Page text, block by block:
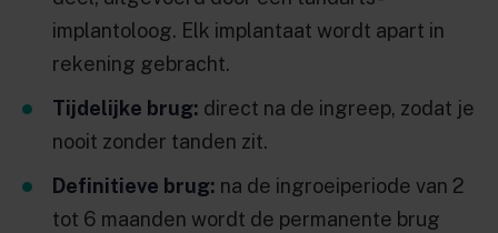
implantoloog. Elk implantaat wordt apart in
rekening gebracht.
Tijdelijke brug: direct na de ingreep, zodat je
nooit zonder tanden zit.
Definitieve brug: na de ingroeiperiode van 2
tot 6 maanden wordt de permanente brug